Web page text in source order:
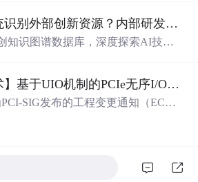
决方案，推动科技创新与产业创新国央企如何系统识别外部创新资源？内部研发体系完善，但对外部高校、中小科技企业技术能力缺乏动态认知。.docx
知识图谱数据库，深度探索AI技术
决方案，推动科技创新与产业创新【高速互连技术】基于UIO机制的PCIe无序I/O扩展：多路径架构下内存请求的高性能传输与排序控制方案设计
SIG发布的工程变更通知（EC
TLP（事务层包）类型和规则，允许
自主管理数据顺序，支持多路径路